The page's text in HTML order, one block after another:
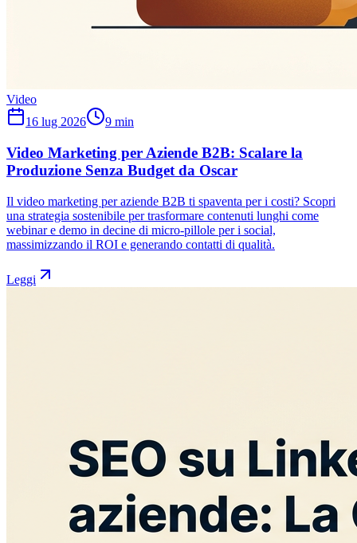
Video
16 lug 2026
9 min
Video Marketing per Aziende B2B: Scalare la
Produzione Senza Budget da Oscar
Il video marketing per aziende B2B ti spaventa per i costi? Scopri
una strategia sostenibile per trasformare contenuti lunghi come
webinar e demo in decine di micro-pillole per i social,
massimizzando il ROI e generando contatti di qualità.
Leggi